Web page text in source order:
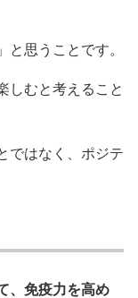
と思うことです。
しむと考えること
ではなく、ポジテ
、免疫力を高め